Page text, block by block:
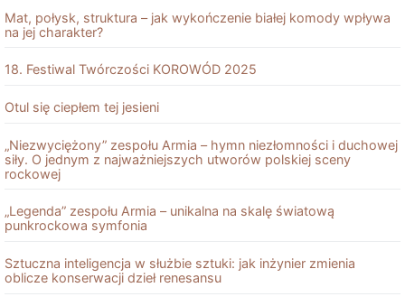
Mat, połysk, struktura – jak wykończenie białej komody wpływa
na jej charakter?
18. Festiwal Twórczości KOROWÓD 2025
Otul się ciepłem tej jesieni
„Niezwyciężony” zespołu Armia – hymn niezłomności i duchowej
siły. O jednym z najważniejszych utworów polskiej sceny
rockowej
„Legenda” zespołu Armia – unikalna na skalę światową
punkrockowa symfonia
Sztuczna inteligencja w służbie sztuki: jak inżynier zmienia
oblicze konserwacji dzieł renesansu